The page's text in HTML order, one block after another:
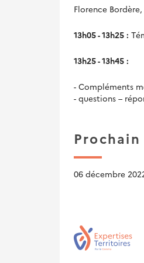
Florence
13h05 - 13h25 :
13h25 - 13h45 :
- Compléments
- questions –
06 décembre